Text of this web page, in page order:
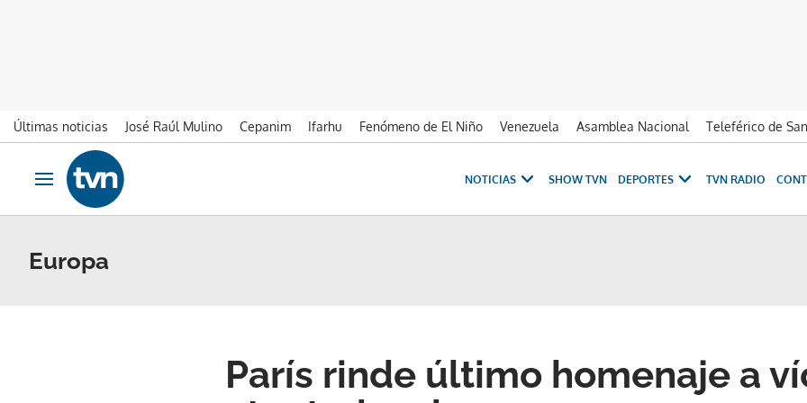
Últimas noticias José Raúl Mulino Cepanim Ifarhu Fenómeno de El Niño Venezuela Asamblea Nacional Teleférico de
Ir al contenido
Obrir navegació
NOTICIAS SHOW TVN DEPORTES TVN RADIO
Europa
París rinde último homenaje a